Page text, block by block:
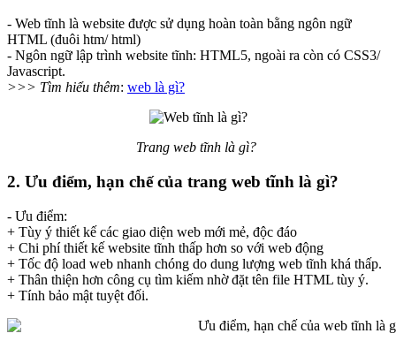
- Web tĩnh là website được sử dụng hoàn toàn bằng ngôn ngữ
HTML (đuôi htm/ html)
- Ngôn ngữ lập trình website tĩnh: HTML5, ngoài ra còn có CSS3/
Javascript.
>>> Tìm hiểu thêm: web là gì?
Trang web tĩnh là gì?
2. Ưu điểm, hạn chế của trang web tĩnh là gì?
- Ưu điểm:
+ Tùy ý thiết kế các giao diện web mới mẻ, độc đáo
+ Chi phí thiết kế website tĩnh thấp hơn so với web động
+ Tốc độ load web nhanh chóng do dung lượng web tĩnh khá thấp.
+ Thân thiện hơn công cụ tìm kiếm nhờ đặt tên file HTML tùy ý.
+ Tính bảo mật tuyệt đối.